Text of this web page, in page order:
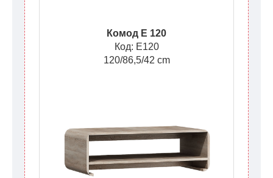
Комод E 120
Код: E120
120/86,5/42 cm